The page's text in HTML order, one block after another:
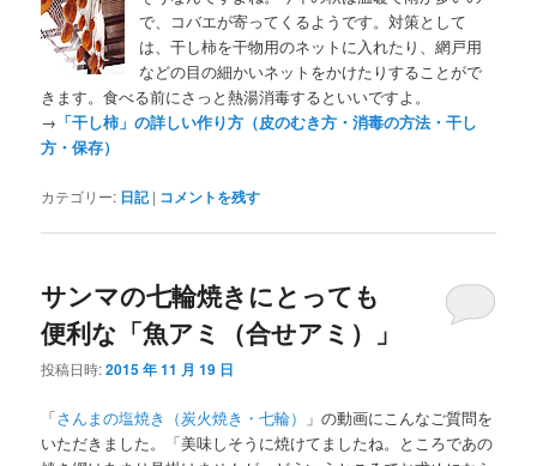
で、コバエが寄ってくるようです。対策として
は、干し柿を干物用のネットに入れたり、網戸用
などの目の細かいネットをかけたりすることがで
きます。食べる前にさっと熱湯消毒するといいですよ。
→ 「干し柿」の詳しい作り方（皮のむき方・消毒の方法・干し
方・保存）
カテゴリー: 日記 | コメントを残す
サンマの七輪焼きにとっても
便利な「魚アミ（合せアミ）」
投稿日時:2015 年 11 月 19 日
「さんまの塩焼き（炭火焼き・七輪）
」の動画にこんなご質問を
いただきました。「美味しそうに焼けてましたね。ところであの